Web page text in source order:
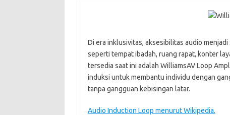
Di era inklusivitas, aksesibilitas audio
seperti tempat ibadah, ruang rapat, konter
tersedia saat ini adalah WilliamsAV Loop
induksi untuk membantu individu dengan
tanpa gangguan kebisingan latar.
Audio Induction Loop menurut Wikipedia.